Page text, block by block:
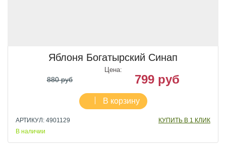
Яблоня Богатырский Синап
Цена:
880 руб 799 руб
В корзину
АРТИКУЛ: 4901129
КУПИТЬ В 1 КЛИК
В наличии